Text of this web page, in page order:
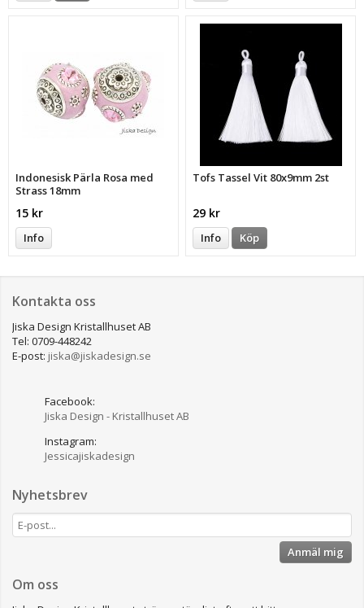
Indonesisk Pärla Rosa med
Strass 18mm
15 kr
Info
Tofs Tassel Vit 80x9mm 2st
29 kr
Info Köp
Kontakta oss
Jiska Design Kristallhuset AB
Tel: 0709-448242
E-post: jiska@jiskadesign.se
Facebook:
Jiska Design - Kristallhuset AB
Instagram:
Jessicajiskadesign
Nyhetsbrev
Anmäl mig
Om oss